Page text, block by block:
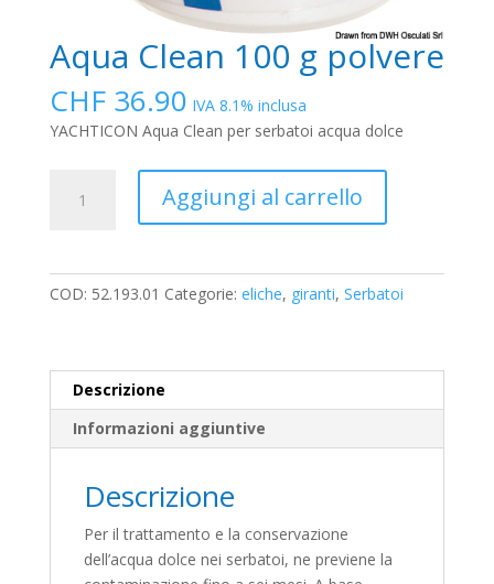
Aqua Clean 100 g polvere
CHF36.90 IVA 8.1% inclusa
YACHTICON Aqua Clean per serbatoi acqua dolce
Clean
Aggiungi al carrello
COD: 52.193.01 Categorie: eliche, giranti, Serbatoi
Descrizione
Informazioni aggiuntive
Descrizione
Per il trattamento e la conservazione
dell’acqua dolce nei serbatoi, ne previene la